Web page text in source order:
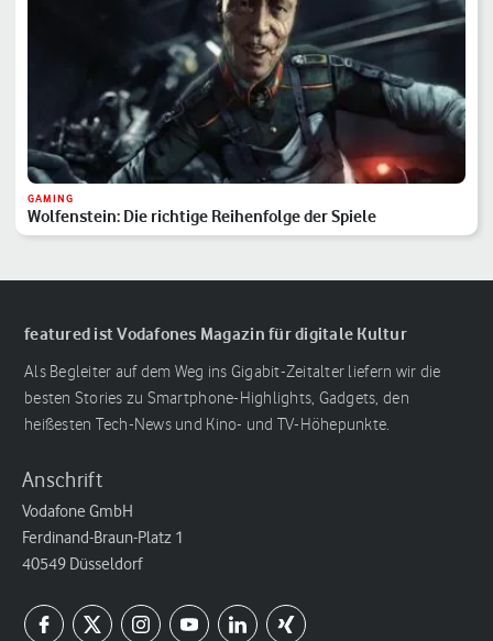
GAMING
Wolfenstein: Die richtige Reihenfolge der Spiele
featured ist Vodafones Magazin für digitale Kultur
Als Begleiter auf dem Weg ins Gigabit-Zeitalter liefern wir die
besten Stories zu Smartphone-Highlights, Gadgets, den
heißesten Tech-News und Kino- und TV-Höhepunkte.
Anschrift
Vodafone GmbH
Ferdinand-Braun-Platz 1
40549 Düsseldorf